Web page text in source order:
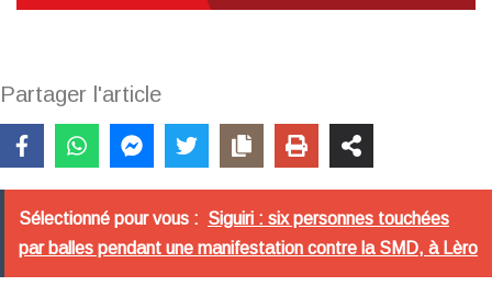
Partager l'article
Sélectionné pour vous : Siguiri : six personnes touchées
par balles pendant une manifestation contre la SMD, à Lèro